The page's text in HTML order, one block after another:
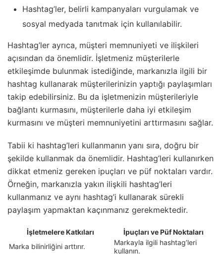
Hashtag’ler, belirli kampanyaları vurgulamak ve
sosyal medyada tanıtmak için kullanılabilir.
Hashtag’ler ayrıca, müşteri memnuniyeti ve ilişkileri
açısından da önemlidir. İşletmeniz müşterilerle
etkileşimde bulunmak istediğinde, markanızla ilgili bir
hashtag kullanarak müşterilerinizin yaptığı paylaşımları
takip edebilirsiniz. Bu da işletmenizin müşterileriyle
bağlantı kurmasını, müşterilerle daha iyi etkileşim
kurmasını ve müşteri memnuniyetini arttırmasını sağlar.
Tabii ki hashtag’leri kullanmanın yanı sıra, doğru bir
şekilde kullanmak da önemlidir. Hashtag’leri kullanırken
dikkat etmeniz gereken ipuçları ve püf noktaları vardır.
Örneğin, markanızla yakın ilişkili hashtag’leri
kullanmanız ve aynı hashtag’i kullanarak sürekli
paylaşım yapmaktan kaçınmanız gerekmektedir.
İşletmelere Katkıları
İpuçları ve Püf Noktaları
Marka bilinirliğini arttırır.
Markayla ilgili hashtag’leri
kullanın.